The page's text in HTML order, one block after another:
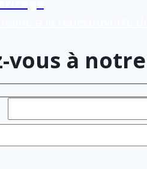
vous à